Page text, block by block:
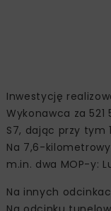
Inwestycję
Wykonawca za
S7, dając przy tym
Na 7,6-
m.in. dwa MOP-y:
Na innych